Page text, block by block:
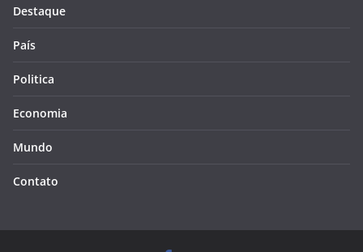
Destaque
País
Politica
Economia
Mundo
Contato